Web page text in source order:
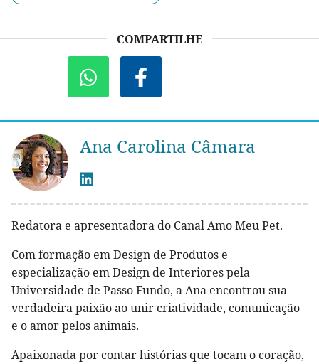
COMPARTILHE
Ana Carolina Câmara
Redatora e apresentadora do Canal Amo Meu Pet.
Com formação em Design de Produtos e
especialização em Design de Interiores pela
Universidade de Passo Fundo, a Ana encontrou sua
verdadeira paixão ao unir criatividade, comunicação
e o amor pelos animais.
Apaixonada por contar histórias que tocam o coração,